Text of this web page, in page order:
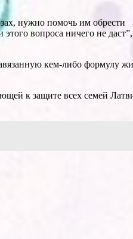
нужно помочь им обрести
вопроса ничего не
кем-либо формулу
к защите всех семей